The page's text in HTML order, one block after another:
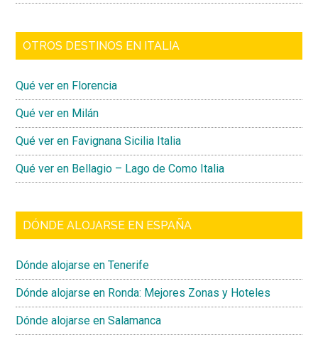
OTROS DESTINOS EN ITALIA
Qué ver en Florencia
Qué ver en Milán
Qué ver en Favignana Sicilia Italia
Qué ver en Bellagio – Lago de Como Italia
DÓNDE ALOJARSE EN ESPAÑA
Dónde alojarse en Tenerife
Dónde alojarse en Ronda: Mejores Zonas y Hoteles
Dónde alojarse en Salamanca